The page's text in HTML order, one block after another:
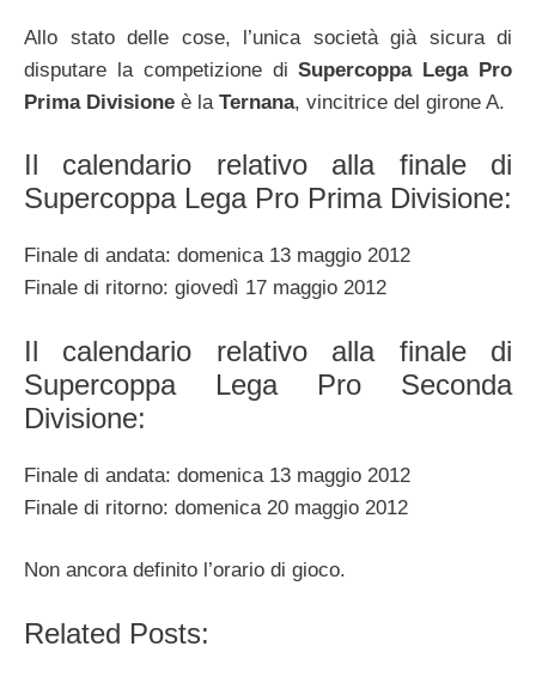
Allo stato delle cose, l’unica società già sicura di
disputare la competizione diSupercoppa Lega Pro
Prima Divisione è la Ternana, vincitrice del girone A.
Il calendario relativo alla finale di
Supercoppa Lega Pro Prima Divisione:
Finale di andata: domenica 13 maggio 2012
Finale di ritorno: giovedì 17 maggio 2012
Il calendario relativo alla finale di
Supercoppa Lega Pro Seconda
Divisione:
Finale di andata: domenica 13 maggio 2012
Finale di ritorno: domenica 20 maggio 2012
Non ancora definito l’orario di gioco.
Related Posts: